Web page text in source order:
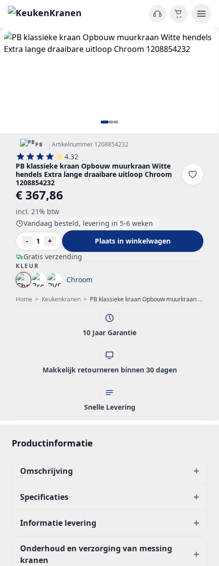
Home > Keukenkranen > PB klassieke kraan Opbouw muurkraan Witte hendels Extra lange draaibare uitloop Chroom 1208854232
PB | Artikelnummer 1208854232
4.32
PB klassieke kraan Opbouw muurkraan Witte
hendels Extra lange draaibare uitloop Chroom
1208854232
€ 367,86
incl. 21% btw
Gratis verzending
Vandaag besteld, levering in 5-6 weken
-
1 + Plaats in winkelwagen
KLEUR
Chroom
10 Jaar Garantie
Makkelijk retourneren binnen 30 dagen
Snelle Levering
Productinformatie
Omschrijving +
Specificaties +
Informatie levering +
Onderhoud en verzorging van messing
kranen
+